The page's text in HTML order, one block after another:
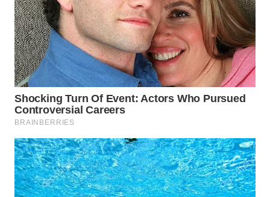
SUMEDANG
WN
CIANJUR
WN
KEPULAUAN
SERIBU
WN
TANGERANG
WN